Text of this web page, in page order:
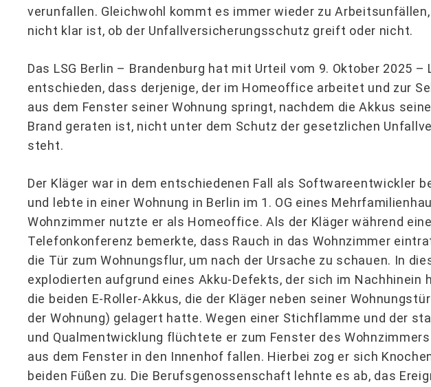
verunfallen. Gleichwohl kommt es immer wieder zu
nicht klar ist, ob der Unfallversicherungsschutz greift oder nicht.
Das LSG Berlin – Brandenburg hat mit Urteil vom 9. Oktober 2025 –
entschieden, dass derjenige, der im Homeoffice arbeitet und zur
aus dem Fenster seiner Wohnung springt, nachdem die Akkus
Brand geraten ist, nicht unter dem Schutz der gesetzlichen
steht.
Der Kläger war in dem entschiedenen Fall als Softwareentwickler
und lebte in einer Wohnung in Berlin im 1. OG eines
Wohnzimmer nutzte er als Homeoffice. Als der Kläger während
Telefonkonferenz bemerkte, dass Rauch in das Wohnzimmer
die Tür zum Wohnungsflur, um nach der Ursache zu schauen. In
explodierten aufgrund eines Akku-Defekts, der sich im Nachhinein
die beiden E-Roller-Akkus, die der Kläger neben seiner
der Wohnung) gelagert hatte. Wegen einer Stichflamme und der
und Qualmentwicklung flüchtete er zum Fenster des
aus dem Fenster in den Innenhof fallen. Hierbei zog er sich
beiden Füßen zu. Die Berufsgenossenschaft lehnte es ab, das